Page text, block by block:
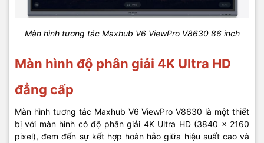
Màn hình tương tác Maxhub V6 ViewPro V8630 86 inch
Màn hình độ phân giải 4K Ultra HD
đẳng cấp
Màn hình tương tác Maxhub V6 ViewPro V8630 là một thiết
bị với màn hình có độ phân giải 4K Ultra HD (3840 x 2160
pixel), đem đến sự kết hợp hoàn hảo giữa hiệu suất cao và